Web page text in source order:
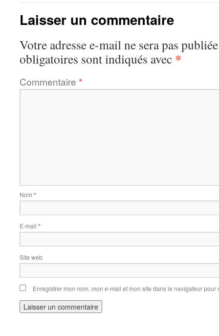
Laisser un commentaire
Votre adresse e-mail ne sera pas
obligatoires sont indiqués avec *
Commentaire *
Nom *
E-mail *
Site web
Enregistrer mon nom, mon e-mail et mon site dans le navigateur